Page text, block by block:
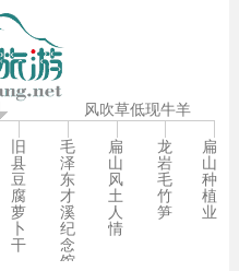
风吹草低现牛羊
旧
县
豆
腐
萝
卜
干
毛
泽
东
才
溪
纪
念
馆
扁
山
风
土
人
情
龙
岩
毛
竹
笋
扁
山
种
植
业